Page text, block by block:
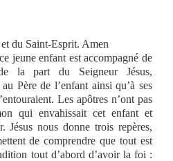
du Saint-Esprit. Amen
jeune enfant est accompagné de
la part du Seigneur Jésus,
Père de l’enfant ainsi qu’à ses
Les apôtres n’ont pas
qui envahissait cet enfant et
Jésus nous donne trois repères,
de comprendre que tout est
tout d’abord d’avoir la foi :